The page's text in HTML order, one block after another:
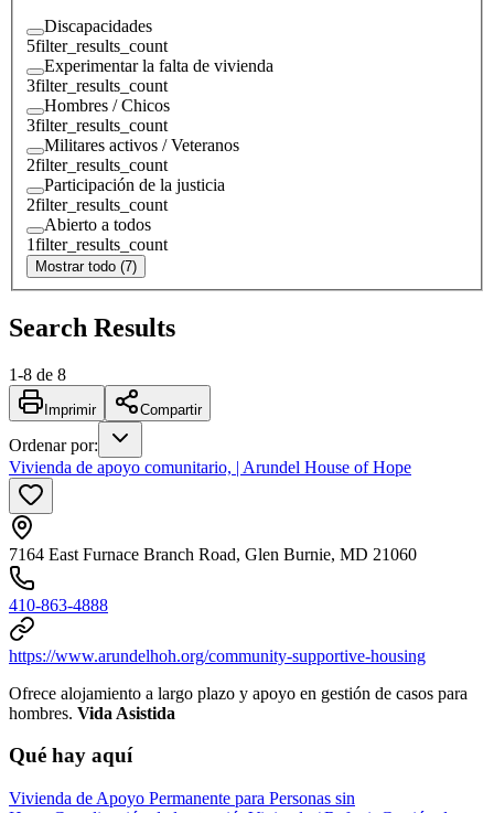
Discapacidades
5filter_results_count
Experimentar la falta de vivienda
3filter_results_count
Hombres / Chicos
3filter_results_count
Militares activos / Veteranos
2filter_results_count
Participación de la justicia
2filter_results_count
Abierto a todos
1filter_results_count
Mostrar todo (7)
Search Results
1-8 de 8
Imprimir Compartir
Ordenar por:
Vivienda de apoyo comunitario, | Arundel House of Hope
7164 East Furnace Branch Road, Glen Burnie, MD 21060
410-863-4888
https://www.arundelhoh.org/community-supportive-housing
Ofrece alojamiento a largo plazo y apoyo en gestión de casos para
hombres. Vida Asistida
Qué hay aquí
Vivienda de Apoyo Permanente para Personas sin